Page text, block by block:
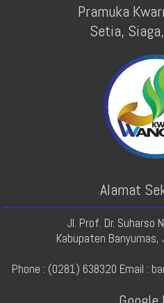
Pramuka
Setia,
Alamat
Jl. Prof. Dr. Suharso
Kabupaten
Phone : (0281) 638320 Email :